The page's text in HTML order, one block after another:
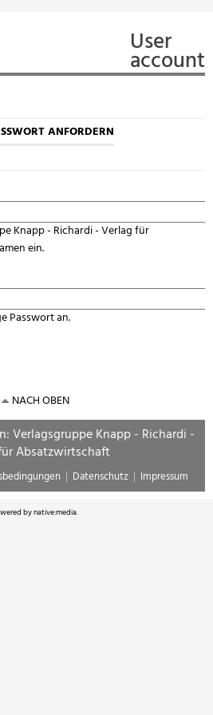
User
account
ANFORDERN
Knapp - Richardi - Verlag für
ein.
Passwort an.
NACH OBEN
Verlagsgruppe Knapp - Richardi -
Absatzwirtschaft
Datenschutz Impressum
bynative:media.